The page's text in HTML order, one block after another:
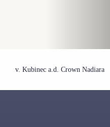
v. Kubinec a.d. Crown Nadiara